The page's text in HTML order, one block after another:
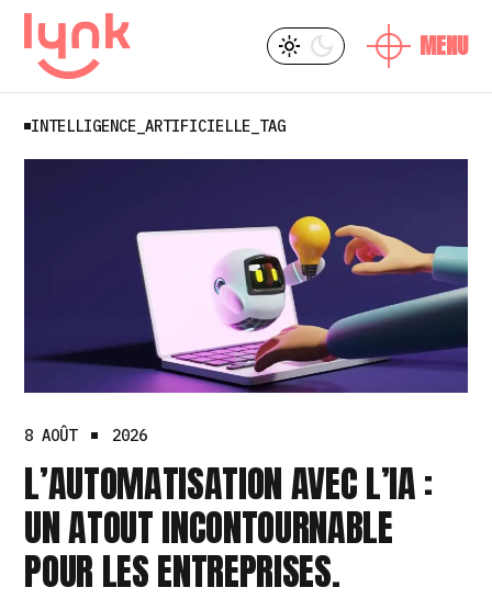
SKIP
THE
CONTENT
L Y
L
INTELLIGENCE_ARTIFICIELLE_TAG
8 AOÛT 2026
L’AUTOMATISATION AVEC L’IA :
UN ATOUT INCONTOURNABLE
POUR LES ENTREPRISES.